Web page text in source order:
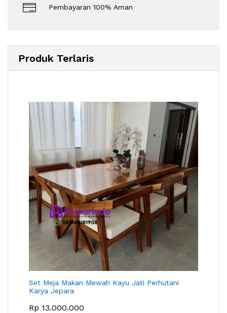
Pembayaran 100% Aman
Produk Terlaris
Set Meja Makan Mewah Kayu Jati Perhutani
Karya Jepara
Rp 13.000.000